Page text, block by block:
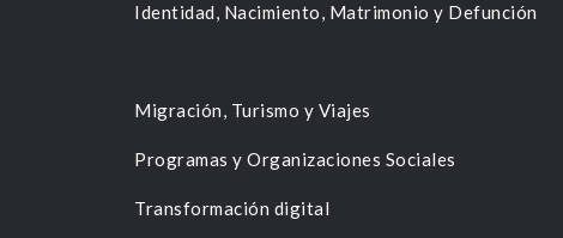
Identidad, Nacimiento, Matrimonio y Defunción
Migración, Turismo y Viajes
Programas y Organizaciones Sociales
Transformación digital